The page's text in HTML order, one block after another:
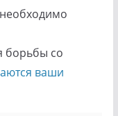
борьбы со
ваши